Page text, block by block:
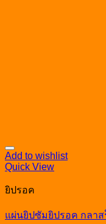
Add to wishlist
Quick View
ยิปรอค
แผ่นยิปซัมยิปรอค กลา